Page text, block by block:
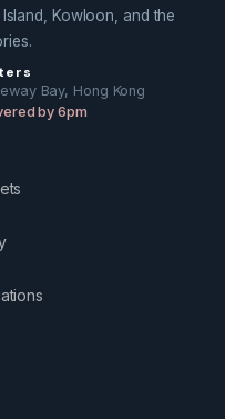
Kowloon, and the
Bay, Hong Kong
by 6pm